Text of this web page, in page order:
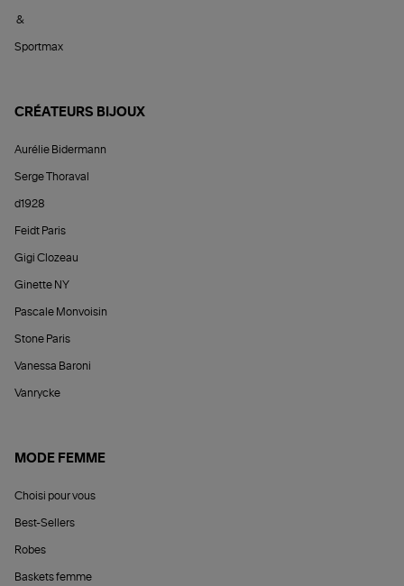
&
Sportmax
CRÉATEURS BIJOUX
Aurélie Bidermann
Serge Thoraval
d1928
Feidt Paris
Gigi Clozeau
Ginette NY
Pascale Monvoisin
Stone Paris
Vanessa Baroni
Vanrycke
MODE FEMME
Choisi pour vous
Best-Sellers
Robes
Baskets femme